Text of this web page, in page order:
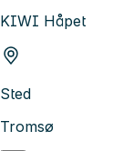
KIWI Håpet
Sted
Tromsø